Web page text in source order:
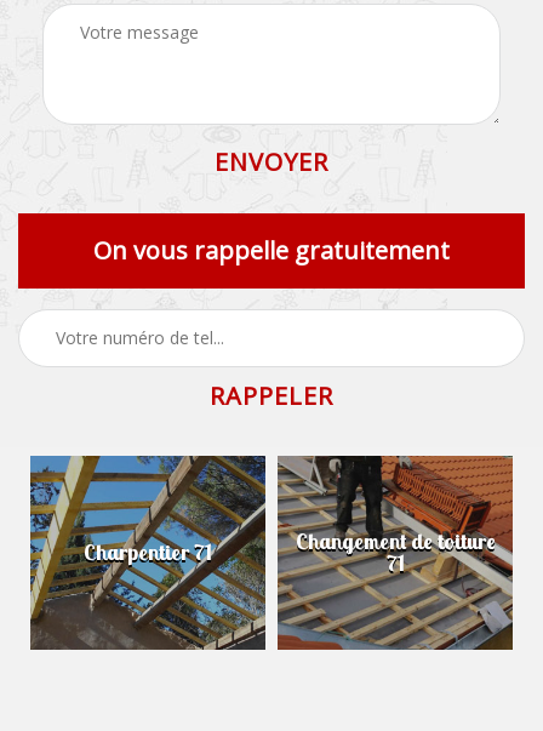
On vous rappelle gratuitement
Charpentier 71 Changement de toiture
71